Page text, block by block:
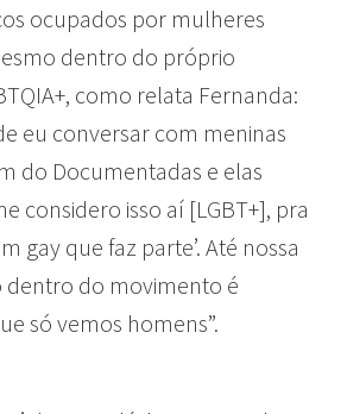
ocupados por mulheres
dentro do próprio
como relata Fernanda:
eu conversar com meninas
do Documentadas e elas
considero isso aí [LGBT+], pra
gay que faz parte’. Até nossa
dentro do movimento é
só vemos homens”.